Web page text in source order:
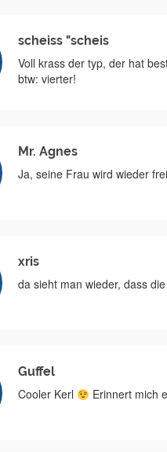
scheiss "scheis
Voll krass der typ, der hat
btw: vierter!
Mr. Agnes
Ja, seine Frau wird wieder
xris
da sieht man wieder, dass
Guffel
Cooler Kerl Erinnert mich